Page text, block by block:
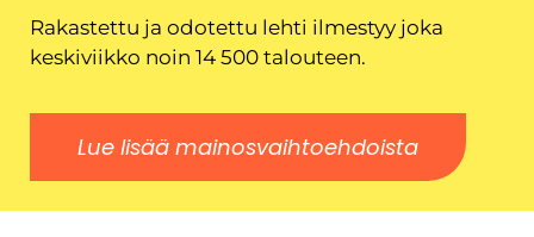
Rakastettu ja odotettu lehti ilmestyy joka
keskiviikko noin 14 500 talouteen.
Lue lisää mainosvaihtoehdoista